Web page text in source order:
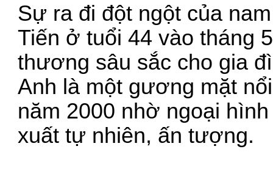
Sự ra đi đột ngột của
Tiến ở tuổi 44 vào tháng
thương sâu sắc cho gia
Anh là một gương mặt
năm 2000 nhờ ngoại
xuất tự nhiên, ấn tượng.